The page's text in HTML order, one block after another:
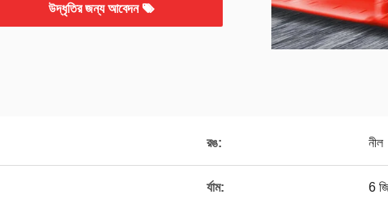
উদ্ধৃতির জন্য আবেদন
রঙ: নীল
র্যাম: 6